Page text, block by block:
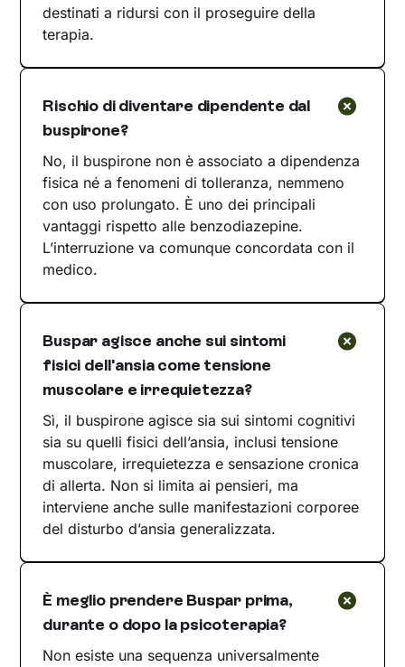
destinati a ridursi con il proseguire della
terapia.
Rischio di diventare dipendente dal
buspirone?
No, il buspirone non è associato a dipendenza
fisica né a fenomeni di tolleranza, nemmeno
con uso prolungato. È uno dei principali
vantaggi rispetto alle benzodiazepine.
L’interruzione va comunque concordata con il
medico.
Buspar agisce anche sui sintomi
fisici dell'ansia come tensione
muscolare e irrequietezza?
Sì, il buspirone agisce sia sui sintomi cognitivi
sia su quelli fisici dell’ansia, inclusi tensione
muscolare, irrequietezza e sensazione cronica
di allerta. Non si limita ai pensieri, ma
interviene anche sulle manifestazioni corporee
del disturbo d’ansia generalizzata.
È meglio prendere Buspar prima,
durante o dopo la psicoterapia?
Non esiste una sequenza universalmente